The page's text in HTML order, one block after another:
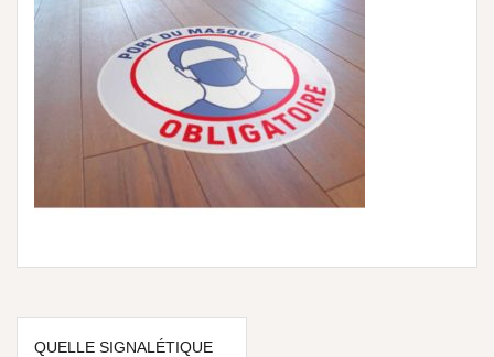
QUELLE SIGNALÉTIQUE